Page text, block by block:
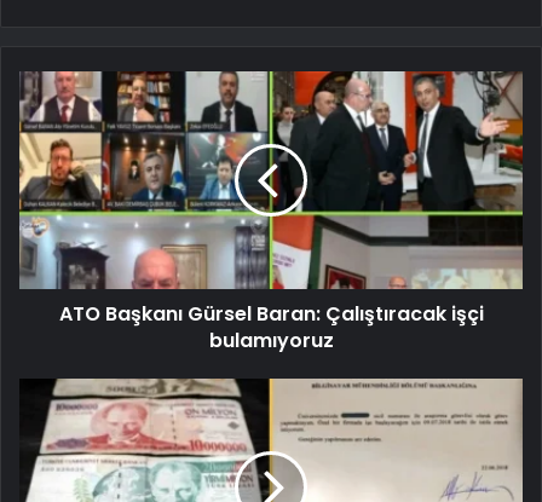
ATO Başkanı Gürsel Baran: Çalıştıracak işçi
bulamıyoruz